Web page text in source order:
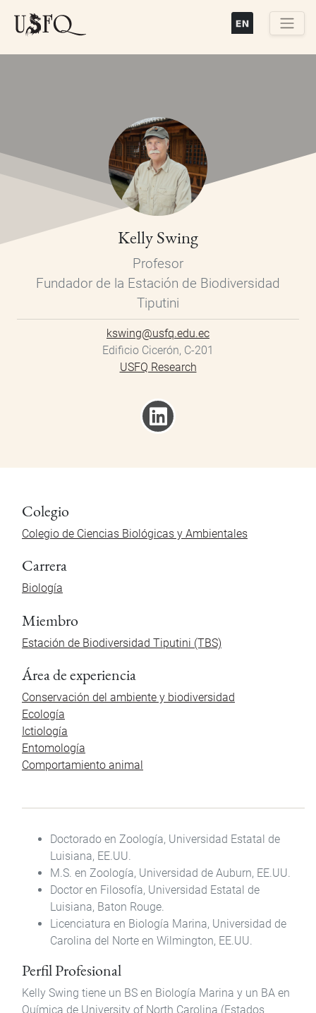
Kelly Swing
Profesor
Fundador de la Estación de Biodiversidad
Tiputini
kswing@usfq.edu.ec
Edificio Cicerón, C-201
USFQ Research
Colegio
Colegio de Ciencias Biológicas y Ambientales
Carrera
Biología
Miembro
Estación de Biodiversidad Tiputini (TBS)
Área de experiencia
Conservación del ambiente y biodiversidad
Ecología
Ictiología
Entomología
Comportamiento animal
Doctorado en Zoología, Universidad Estatal de
Luisiana, EE.UU.
M.S. en Zoología, Universidad de Auburn, EE.UU.
Doctor en Filosofía, Universidad Estatal de
Luisiana, Baton Rouge.
Licenciatura en Biología Marina, Universidad de
Carolina del Norte en Wilmington, EE.UU.
Perfil Profesional
Kelly Swing tiene un BS en Biología Marina y un BA en
Química de University of North Carolina (Estados